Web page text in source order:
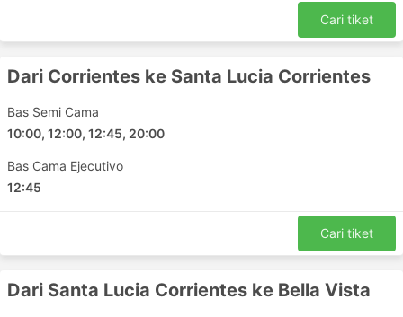
Cari tiket
Dari Corrientes ke Santa Lucia Corrientes
Bas Semi Cama
10:00, 12:00, 12:45, 20:00
Bas Cama Ejecutivo
12:45
Cari tiket
Dari Santa Lucia Corrientes ke Bella Vista